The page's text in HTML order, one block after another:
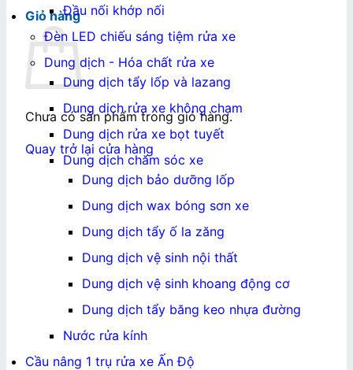
Giỏ hàng
Chưa có sản phẩm trong giỏ hàng.
Quay trở lại cửa hàng
Đầu nối khớp nối
Đèn LED chiếu sáng tiệm rửa xe
Dung dịch - Hóa chất rửa xe
Dung dịch tẩy lốp và lazang
Dung dịch rửa xe không chạm
Dung dịch rửa xe bọt tuyết
Dung dịch chăm sóc xe
Dung dịch bảo dưỡng lốp
Dung dịch wax bóng sơn xe
Dung dịch tẩy ố la zăng
Dung dịch vệ sinh nội thất
Dung dịch vệ sinh khoang động cơ
Dung dịch tẩy băng keo nhựa đường
Nước rửa kính
Cầu nâng 1 trụ rửa xe Ấn Độ